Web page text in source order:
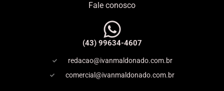
Fale conosco
(43) 99634-4607
redacao@ivanmaldonado.com.br
comercial@ivanmaldonado.com.br